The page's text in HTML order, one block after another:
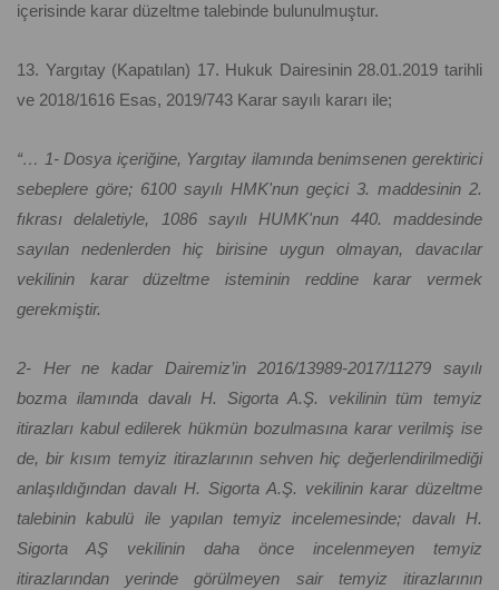
içerisinde karar düzeltme talebinde bulunulmuştur.
13. Yargıtay (Kapatılan) 17. Hukuk Dairesinin 28.01.2019 tarihli
ve 2018/1616 Esas, 2019/743 Karar sayılı kararı ile;
“… 1- Dosya içeriğine, Yargıtay ilamında benimsenen gerektirici
sebeplere göre; 6100 sayılı HMK'nun geçici 3. maddesinin 2.
fıkrası delaletiyle, 1086 sayılı HUMK'nun 440. maddesinde
sayılan nedenlerden hiç birisine uygun olmayan, davacılar
vekilinin karar düzeltme isteminin reddine karar vermek
gerekmiştir.
2- Her ne kadar Dairemiz’in 2016/13989-2017/11279 sayılı
bozma ilamında davalı H. Sigorta A.Ş. vekilinin tüm temyiz
itirazları kabul edilerek hükmün bozulmasına karar verilmiş ise
de, bir kısım temyiz itirazlarının sehven hiç değerlendirilmediği
anlaşıldığından davalı H. Sigorta A.Ş. vekilinin karar düzeltme
talebinin kabulü ile yapılan temyiz incelemesinde; davalı H.
Sigorta AŞ vekilinin daha önce incelenmeyen temyiz
itirazlarından yerinde görülmeyen sair temyiz itirazlarının